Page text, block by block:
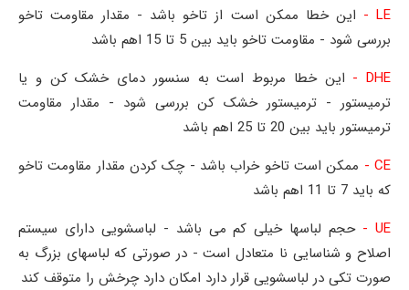
LE -
این خطا ممکن است از تاخو باشد - مقدار مقاومت تاخو
بررسی شود - مقاومت تاخو باید بین 5 تا 15 اهم باشد
DHE -
این خطا مربوط است به سنسور دمای خشک کن و یا
ترمیستور - ترمیستور خشک کن بررسی شود - مقدار مقاومت
ترمیستور باید بین 20 تا 25 اهم باشد
CE -
ممکن است تاخو خراب باشد - چک کردن مقدار مقاومت تاخو
که باید 7 تا 11 اهم باشد
UE -
حجم لباسها خیلی کم می باشد - لباسشویی دارای سیستم
اصلاح و شناسایی نا متعادل است - در صورتی که لباسهای بزرگ به
صورت تکی در لباسشویی قرار دارد امکان دارد چرخش را متوقف کند